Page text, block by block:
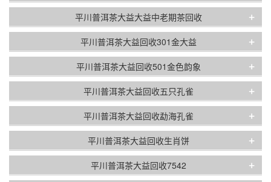
平川普洱茶大益大益中老期茶回收 +
平川普洱茶大益回收301金大益 +
平川普洱茶大益回收501金色韵象 +
平川普洱茶大益回收五只孔雀 +
平川普洱茶大益回收勐海孔雀 +
平川普洱茶大益回收生肖饼 +
平川普洱茶大益回收7542 +